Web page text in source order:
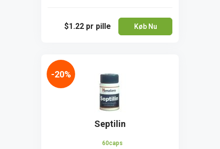
$1.22 pr pille Køb Nu
Septilin
60caps
-20%